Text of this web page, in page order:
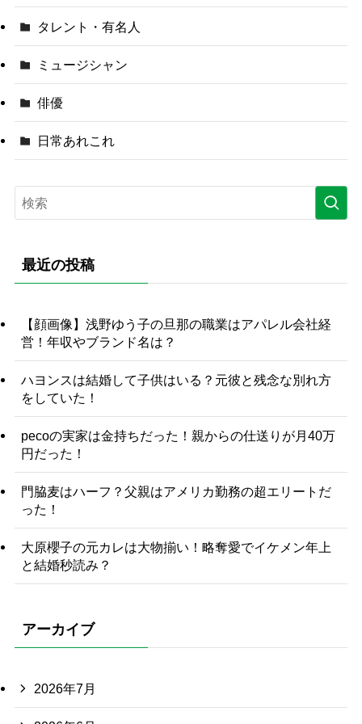
タレント・有名人
ミュージシャン
俳優
日常あれこれ
最近の投稿
【顔画像】浅野ゆう子の旦那の職業はアパレル会社経
営！年収やブランド名は？
ハヨンスは結婚して子供はいる？元彼と残念な別れ方
をしていた！
pecoの実家は金持ちだった！親からの仕送りが月40万
円だった！
門脇麦はハーフ？父親はアメリカ勤務の超エリートだ
った！
大原櫻子の元カレは大物揃い！略奪愛でイケメン年上
と結婚秒読み？
アーカイブ
2026年7月